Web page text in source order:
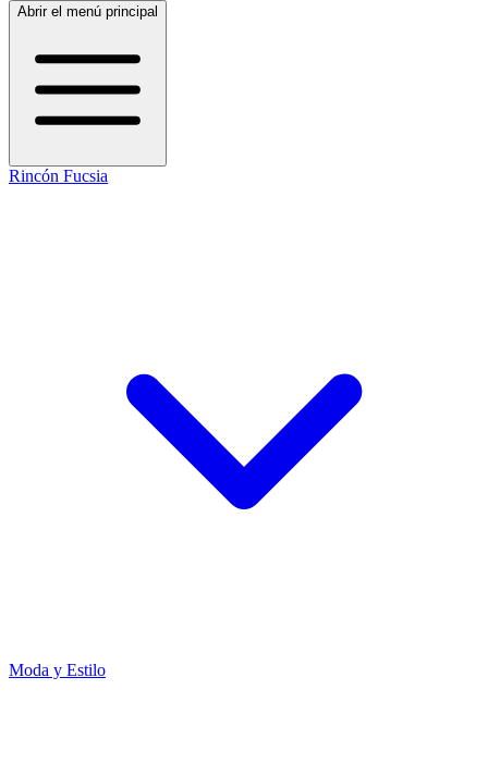
Abrir el menú principal
Rincón Fucsia
Moda y Estilo